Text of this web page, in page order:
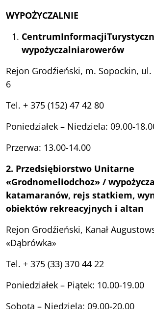
WYPOŻYCZALNIE
CentrumInformacji
wypożyczalniarowerów
Rejon Grodźieński, m. Sopockin,
6
Tel. + 375 (152) 47 42 80
Poniedziałek – Niedziela: 09.00-
Przerwa: 13.00-14.00
2. Przedsiębiorstwo Unitarne
«Grodnomeliodchoz» / wypoż
katamaranów, rejs statkiem,
obiektów rekreacyjnych i altan
Rejon Grodźieński, Kanał
«Dąbrówka»
Tel. + 375 (33) 370 44 22
Poniedziałek – Piątek: 10.00-19.00
Sobota – Niedziela: 09.00-20.00